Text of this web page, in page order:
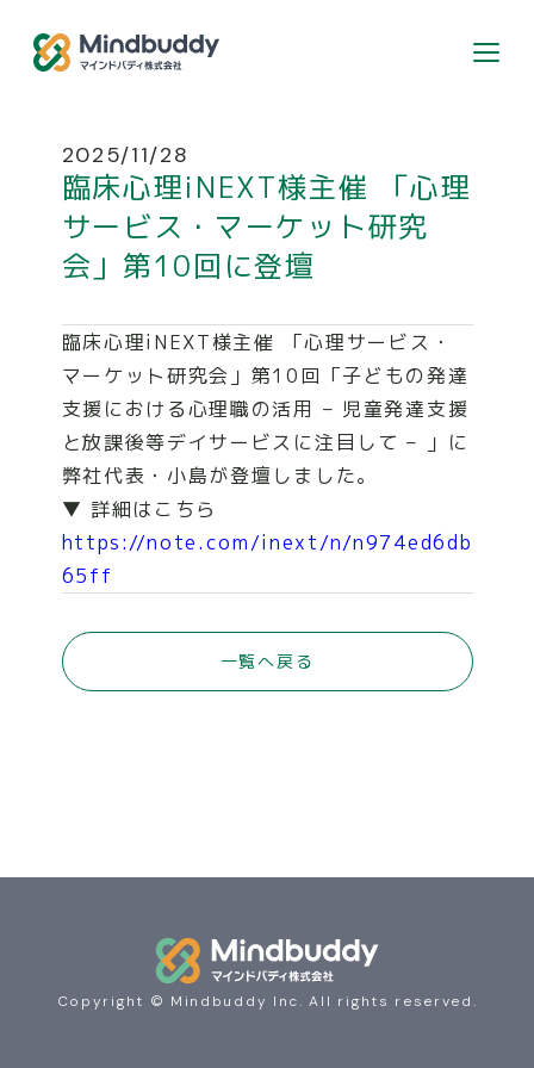
カウンセラー登録希望の方
SERVICE
RECRUIT
COMPANY
NEWS
2025/11/28
臨床心理iNEXT様主催 「心理
サービス・マーケット研究
会」第10回に登壇
臨床心理iNEXT様主催 「心理サービス・
マーケット研究会」第10回「子どもの発達
支援における心理職の活用 – 児童発達支援
と放課後等デイサービスに注目して – 」に
弊社代表・小島が登壇しました。
▼ 詳細はこちら
https://note.com/inext/n/n974ed6db
65ff
一覧へ戻る
Copyright © Mindbuddy Inc. All rights reserved.